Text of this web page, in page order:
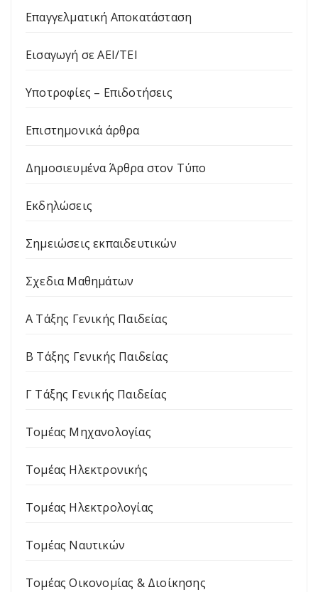
Επαγγελματική Αποκατάσταση
Εισαγωγή σε ΑΕΙ/ΤΕΙ
Υποτροφίες – Επιδοτήσεις
Επιστημονικά άρθρα
Δημοσιευμένα Άρθρα στον Τύπο
Εκδηλώσεις
Σημειώσεις εκπαιδευτικών
Σχεδια Μαθημάτων
Α Τάξης Γενικής Παιδείας
Β Τάξης Γενικής Παιδείας
Γ Τάξης Γενικής Παιδείας
Τομέας Μηχανολογίας
Τομέας Ηλεκτρονικής
Τομέας Ηλεκτρολογίας
Τομέας Ναυτικών
Τομέας Οικονομίας & Διοίκησης